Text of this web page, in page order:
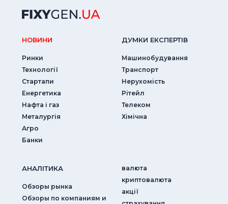
НОВИНИ
Ринки
Технології
Стартапи
Енергетика
Нафта і газ
Металургія
Агро
Банки
ДУМКИ ЕКСПЕРТIВ
Машинобудування
Транспорт
Нерухомість
Рітейл
Телеком
Хімічна
АНАЛIТИКА
Обзоры рынка
Обзоры по компаниям и
валюта
криптовалюта
акції